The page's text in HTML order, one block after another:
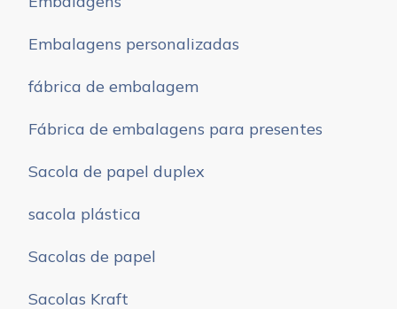
Embalagens personalizadas
fábrica de embalagem
Fábrica de embalagens para presentes
Sacola de papel duplex
sacola plástica
Sacolas de papel
Sacolas Kraft